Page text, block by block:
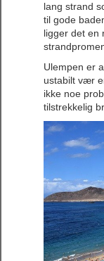
lang strand
til gode
ligger det en
Ulempen er
ustabilt vær
ikke noe
tilstrekkelig